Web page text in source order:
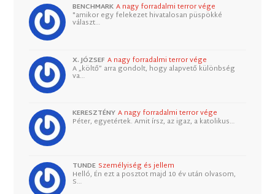
BENCHMARK A nagy forradalmi terror vége
"amikor egy felekezet hivatalosan püspökké
választ…
X. JÓZSEF A nagy forradalmi terror vége
A „költő” arra gondolt, hogy alapvető különbség
va…
KERESZTÉNY A nagy forradalmi terror vége
Péter, egyetértek. Amit írsz, az igaz, a katolikus…
TUNDE Személyiség és jellem
Helló, Én ezt a posztot majd 10 év után olvasom,
S…